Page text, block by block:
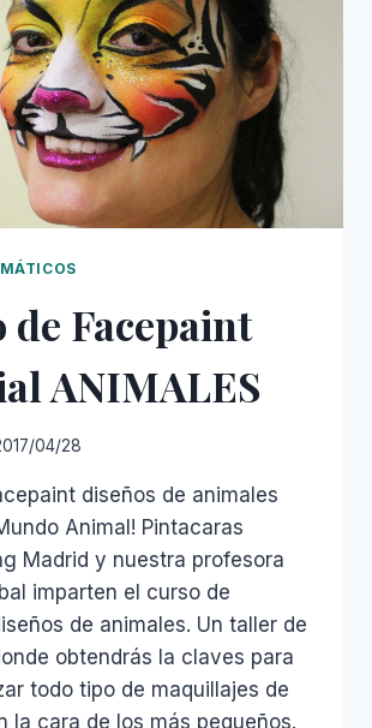
de Facepaint
ANIMALES
04/28
diseños de animales
Animal! Pintacaras
Madrid y nuestra profesora
imparten el curso de
de animales. Un taller de
obtendrás la claves para
todo tipo de maquillajes de
la cara de los más pequeños.